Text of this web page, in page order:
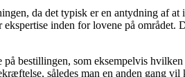
da det typisk er en antydning af at
inden for lovene på området.
bestillingen, som eksempelvis hvilken
således man en anden gang vil